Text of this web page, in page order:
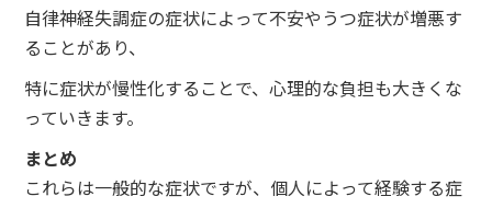
自律神経失調症の症状によって不安やうつ症状が増悪す
ることがあり、
特に症状が慢性化することで、心理的な負担も大きくな
っていきます。
まとめ
これらは一般的な症状ですが、個人によって経験する症